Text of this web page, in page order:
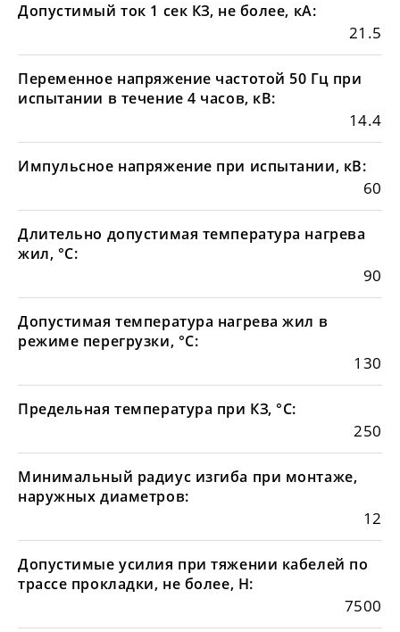
Допустимый ток 1 сек КЗ, не более, кА:
21.5
Переменное напряжение частотой 50 Гц при
испытании в течение 4 часов, кВ:
14.4
Импульсное напряжение при испытании, кВ:
60
Длительно допустимая температура нагрева
жил, °С:
90
Допустимая температура нагрева жил в
режиме перегрузки, °С:
130
Предельная температура при КЗ, °С:
250
Минимальный радиус изгиба при монтаже,
наружных диаметров:
12
Допустимые усилия при тяжении кабелей по
трассе прокладки, не более, Н:
7500